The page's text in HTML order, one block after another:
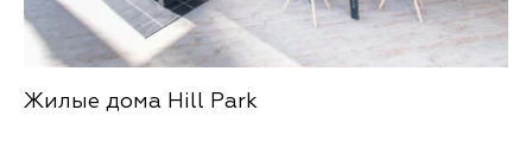
Жилые дома Hill Park